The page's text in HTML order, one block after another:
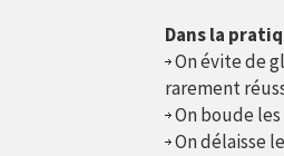
Dans la
On évite de
rarement
On boude les
On délaisse